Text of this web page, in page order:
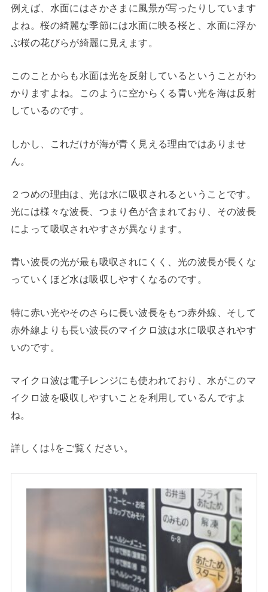
例えば、水面にはさかさまに風景が写ったりしています
よね。桜の綺麗な季節には水面に映る桜と、水面に浮か
ぶ桜の花びらが綺麗に見えます。
このことからも水面は光を反射しているということがわ
かりますよね。このように空からくる青い光を海は反射
しているのです。
しかし、これだけが海が青く見える理由ではありませ
ん。
２つめの理由は、光は水に吸収されるということです。
光には様々な波長、つまり色が含まれており、その波長
によって吸収されやすさが異なります。
青い波長の光が最も吸収されにくく、光の波長が長くな
っていくほど水は吸収しやすくなるのです。
特に赤い光やそのさらに長い波長をもつ赤外線、そして
赤外線よりも長い波長のマイクロ波は水に吸収されやす
いのです。
マイクロ波は電子レンジにも使われており、水がこのマ
イクロ波を吸収しやすいことを利用しているんですよ
ね。
詳しくは⇩をご覧ください。